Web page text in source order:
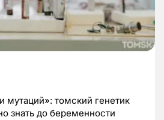
мутаций»: томский генетик
знать до беременности